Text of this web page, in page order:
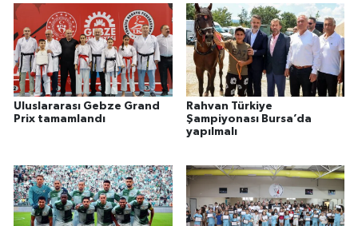
Uluslararası Gebze Grand
Prix tamamlandı
Rahvan Türkiye
Şampiyonası Bursa’da
yapılmalı